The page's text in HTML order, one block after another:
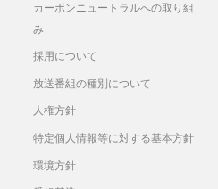
カーボンニュートラルへの取り組
み
採用について
放送番組の種別について
人権方針
特定個人情報等に対する基本方針
環境方針